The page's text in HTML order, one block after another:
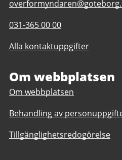
E-
till
Överförmyndaren
Telefonnummer
Överförmyndaren
031-365 00 00
Alla kontaktuppgifter
Om webbplatsen
Om webbplatsen
Behandling av
Tillgänglighetsredogörelse